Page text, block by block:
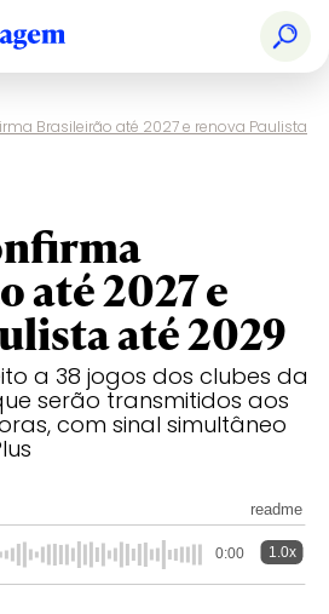
Brasileirão até 2027 e renova Paulista
até 2027 e
até 2029
a 38 jogos dos clubes da
serão transmitidos aos
com sinal simultâneo
readme
0:00 1.0x